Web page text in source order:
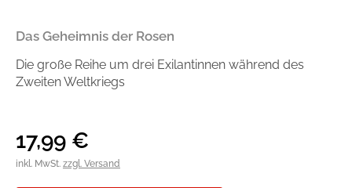
Blogger und Influencer
Autorinnen und Autoren
Das Geheimnis der Rosen
Die große Reihe um drei Exilantinnen während des
Zweiten Weltkriegs
17,99 €
inkl. MwSt. zzgl. Versand